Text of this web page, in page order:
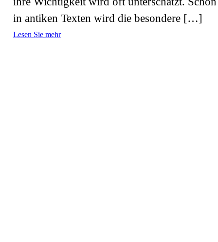
in antiken Texten wird die besondere […]
Lesen Sie mehr